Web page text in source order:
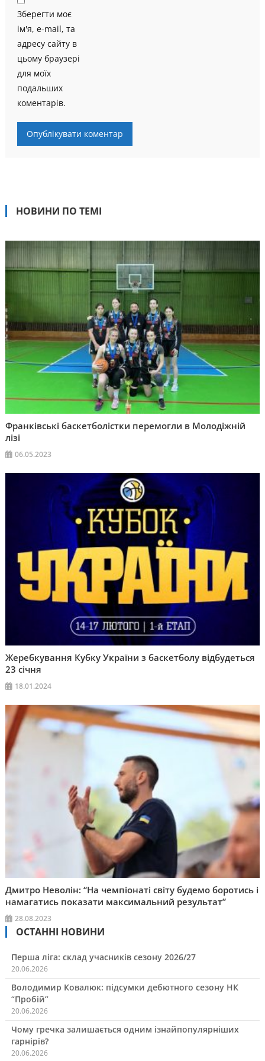
Зберегти моє
ім'я, e-mail, та
адресу сайту в
цьому браузері
для моїх
подальших
коментарів.
НОВИНИ ПО ТЕМІ
Франківські баскетболістки перемогли в Молодіжній
лізі
06.05.2023
Жеребкування Кубку України з баскетболу відбудеться
23 січня
18.01.2024
Дмитро Неволін: “На чемпіонаті світу будемо боротись і
намагатись показати максимальний результат”
28.08.2023
ОСТАННІ НОВИНИ
Перша ліга: склад учасників сезону 2026/27
20.06.2026
Володимир Ковалюк: підсумки дебютного сезону НК
“Пробій”
20.06.2026
Чому гречка залишається одним ізнайпопулярніших
гарнірів?
20.06.2026